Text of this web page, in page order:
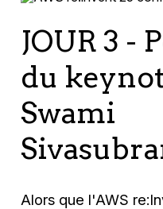
JOUR 3 -
du
Swami
Alors que l'AWS